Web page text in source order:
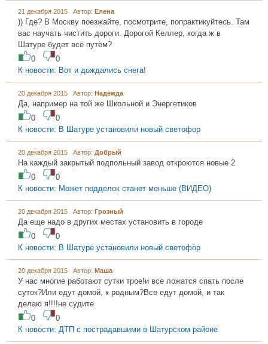
21 декабря 2015 Автор: Елена
)) Где? В Москву поезжайте, посмотрите, попрактикуйтесь. Там
вас научать чистить дороги. Дорогой Келлер, когда ж в
Шатуре будет всё путём?
0
0
К новости: Вот и дождались снега!
20 декабря 2015 Автор: Надежда
Да, например на той же Школьной и Энергетиков
0
0
К новости: В Шатуре установили новый светофор
20 декабря 2015 Автор: Добрый
На каждый закрытый подпольный завод откроются новые 2
0
0
К новости: Может подделок станет меньше (ВИДЕО)
20 декабря 2015 Автор: Грозный
Да еще надо в других местах установить в городе
0
0
К новости: В Шатуре установили новый светофор
20 декабря 2015 Автор: Маша
У нас многие работают сутки трое!и все ложатся спать после
суток?Или едут домой, к родным?Все едут домой, и так
делаю я!!!!не судите
0
0
К новости: ДТП с пострадавшими в Шатурском районе